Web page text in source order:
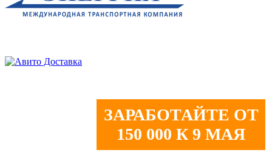
ЗАРАБОТАЙТЕ ОТ
150 000 К 9 МАЯ